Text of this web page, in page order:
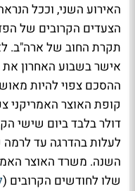
האירוע השני, וככל
הצעדים הקרובים של
תקרת החוב של ארה"ב.
אישר בשבוע האחרון
ההסכם צפוי להיות
השנה. משרד האוצר
שלו לחודשים הקרובים (